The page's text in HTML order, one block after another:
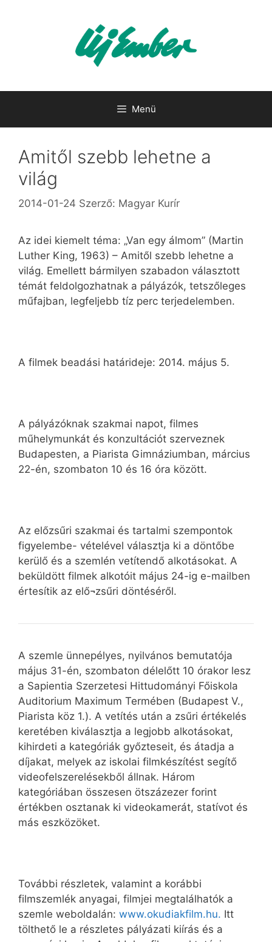
Menü
Amitől szebb lehetne a
világ
2014-01-24 Szerző: Magyar Kurír
Az idei kiemelt téma: „Van egy álmom” (Martin
Luther King, 1963) – Amitől szebb lehetne a
világ. Emellett bármilyen szabadon választott
témát feldolgozhatnak a pályázók, tetszőleges
műfajban, legfeljebb tíz perc terjedelemben.
A filmek beadási határideje: 2014. május 5.
A pályázóknak szakmai napot, filmes
műhelymunkát és konzultációt szerveznek
Budapesten, a Piarista Gimnáziumban, március
22-én, szombaton 10 és 16 óra között.
Az előzsűri szakmai és tartalmi szempontok
figyelembe- vételével választja ki a döntőbe
kerülő és a szemlén vetítendő alkotásokat. A
beküldött filmek alkotóit május 24-ig e-mailben
értesítik az elő¬zsűri döntéséről.
A szemle ünnepélyes, nyilvános bemutatója
május 31-én, szombaton délelőtt 10 órakor lesz
a Sapientia Szerzetesi Hittudományi Főiskola
Auditorium Maximum Termében (Budapest V.,
Piarista köz 1.). A vetítés után a zsűri értékelés
keretében kiválasztja a legjobb alkotásokat,
kihirdeti a kategóriák győzteseit, és átadja a
díjakat, melyek az iskolai filmkészítést segítő
videofelszerelésekből állnak. Három
kategóriában összesen ötszázezer forint
értékben osztanak ki videokamerát, statívot és
más eszközöket.
További részletek, valamint a korábbi
filmszemlék anyagai, filmjei megtalálhatók a
szemle weboldalán: www.okudiakfilm.hu. Itt
tölthető le a részletes pályázati kiírás és a